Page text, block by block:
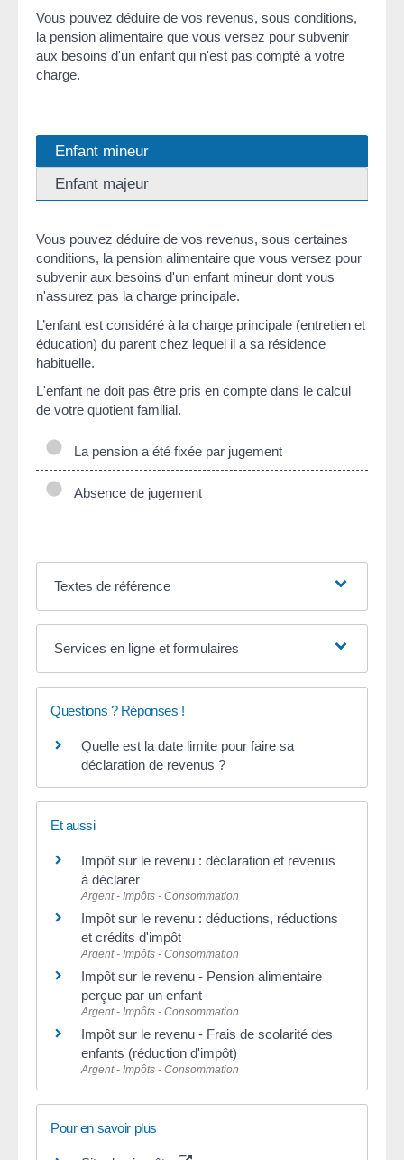
Vous pouvez déduire de vos revenus, sous conditions,
la pension alimentaire que vous versez pour subvenir
aux besoins d'un enfant qui n'est pas compté à votre
charge.
Enfant mineur
Enfant majeur
Vous pouvez déduire de vos revenus, sous certaines
conditions, la pension alimentaire que vous versez pour
subvenir aux besoins d'un enfant mineur dont vous
n'assurez pas la charge principale.
L’enfant est considéré à la charge principale (entretien et
éducation) du parent chez lequel il a sa résidence
habituelle.
L'enfant ne doit pas être pris en compte dans le calcul
de votre quotient familial.
La pension a été fixée par jugement
Absence de jugement
Textes de référence
Services en ligne et formulaires
Questions ? Réponses !
Quelle est la date limite pour faire sa
déclaration de revenus ?
Et aussi
Impôt sur le revenu : déclaration et revenus
à déclarer
Argent - Impôts - Consommation
Impôt sur le revenu : déductions, réductions
et crédits d'impôt
Argent - Impôts - Consommation
Impôt sur le revenu - Pension alimentaire
perçue par un enfant
Argent - Impôts - Consommation
Impôt sur le revenu - Frais de scolarité des
enfants (réduction d'impôt)
Argent - Impôts - Consommation
Pour en savoir plus